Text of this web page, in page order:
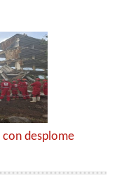
con desplome